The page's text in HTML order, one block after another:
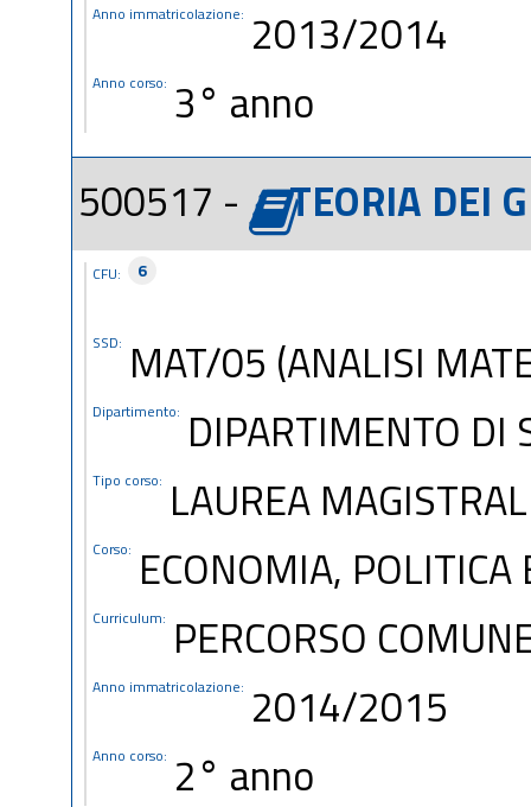
Anno immatricolazione: 2013/2014
Anno corso: 3° anno
500517 -
TEORIA DEI
CFU: 6
SSD: MAT/05 (ANALISI
Dipartimento: DIPARTIMENTO DI
Tipo corso: LAUREA
Corso: ECONOMIA,
Curriculum: PERCORSO
Anno immatricolazione: 2014/2015
Anno corso: 2° anno